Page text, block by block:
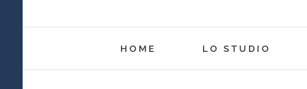
HOME LO STUDIO